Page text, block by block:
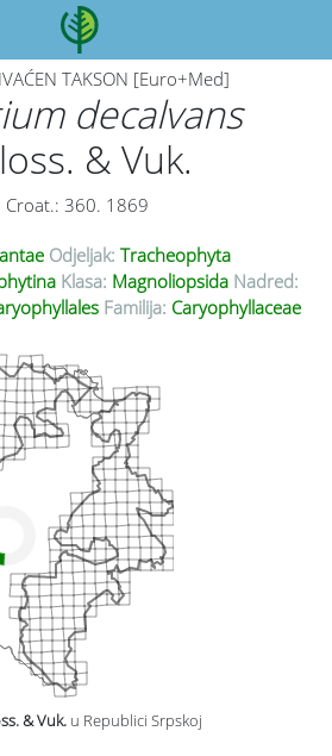
TAKSON [Euro+Med]
decalvans
& Vuk.
Croat.: 360. 1869
Odjeljak: Tracheophyta
Klasa: Magnoliopsida Nadred:
Familija: Caryophyllaceae
& Vuk. u Republici Srpskoj